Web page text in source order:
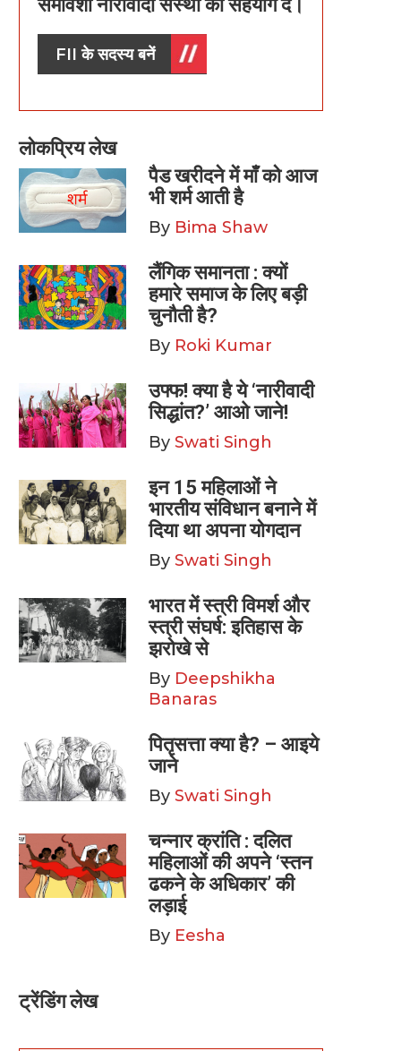
समावेशी नारीवादी संस्था को सहयोग दें।
FII के सदस्य बनें
लोकप्रिय लेख
पैड खरीदने में माँ को आज
भी शर्म आती है
By Bima Shaw
लैंगिक समानता : क्यों
हमारे समाज के लिए बड़ी
चुनौती है?
By Roki Kumar
उफ्फ! क्या है ये ‘नारीवादी
सिद्धांत?’ आओ जाने!
By Swati Singh
इन 15 महिलाओं ने
भारतीय संविधान बनाने में
दिया था अपना योगदान
By Swati Singh
भारत में स्त्री विमर्श और
स्त्री संघर्ष: इतिहास के
झरोखे से
By Deepshikha
Banaras
पितृसत्ता क्या है? – आइये
जाने
By Swati Singh
चन्नार क्रांति : दलित
महिलाओं की अपने ‘स्तन
ढकने के अधिकार’ की
लड़ाई
By Eesha
ट्रेंडिंग लेख